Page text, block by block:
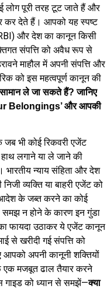
पूरी तरह टूट जाते हैं और
कर देते हैं। आपको यह स्पष्ट
और देश का कानून किसी
संपत्ति को अवैध रूप से
माहौल में अपनी संपत्ति और
को इस महत्वपूर्ण कानून की
ले जा सकते हैं? जानिए
Belongings’ और आपकी
जब भी कोई रिकवरी एजेंट
लगाने या ले जाने की
भारतीय न्याय संहिता और देश
व्यक्ति या बाहरी एजेंट को
के जब्त करने का कोई
न होने के कारण इन गुंडा
फायदा उठाकर ये एजेंट कानून
से खरीदी गई संपत्ति को
अपनी कानूनी शक्तियों
एक मजबूत ढाल तैयार करने
गाइड को ध्यान से समझें—क्या